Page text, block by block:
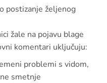
postizanje željenog
žale na pojavu blage
komentari uključuju:
problemi s vidom,
smetnje